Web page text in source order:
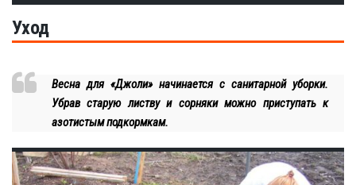
Уход
Весна для «Джоли» начинается с санитарной уборки.
Убрав старую листву и сорняки можно приступать к
азотистым подкормкам.